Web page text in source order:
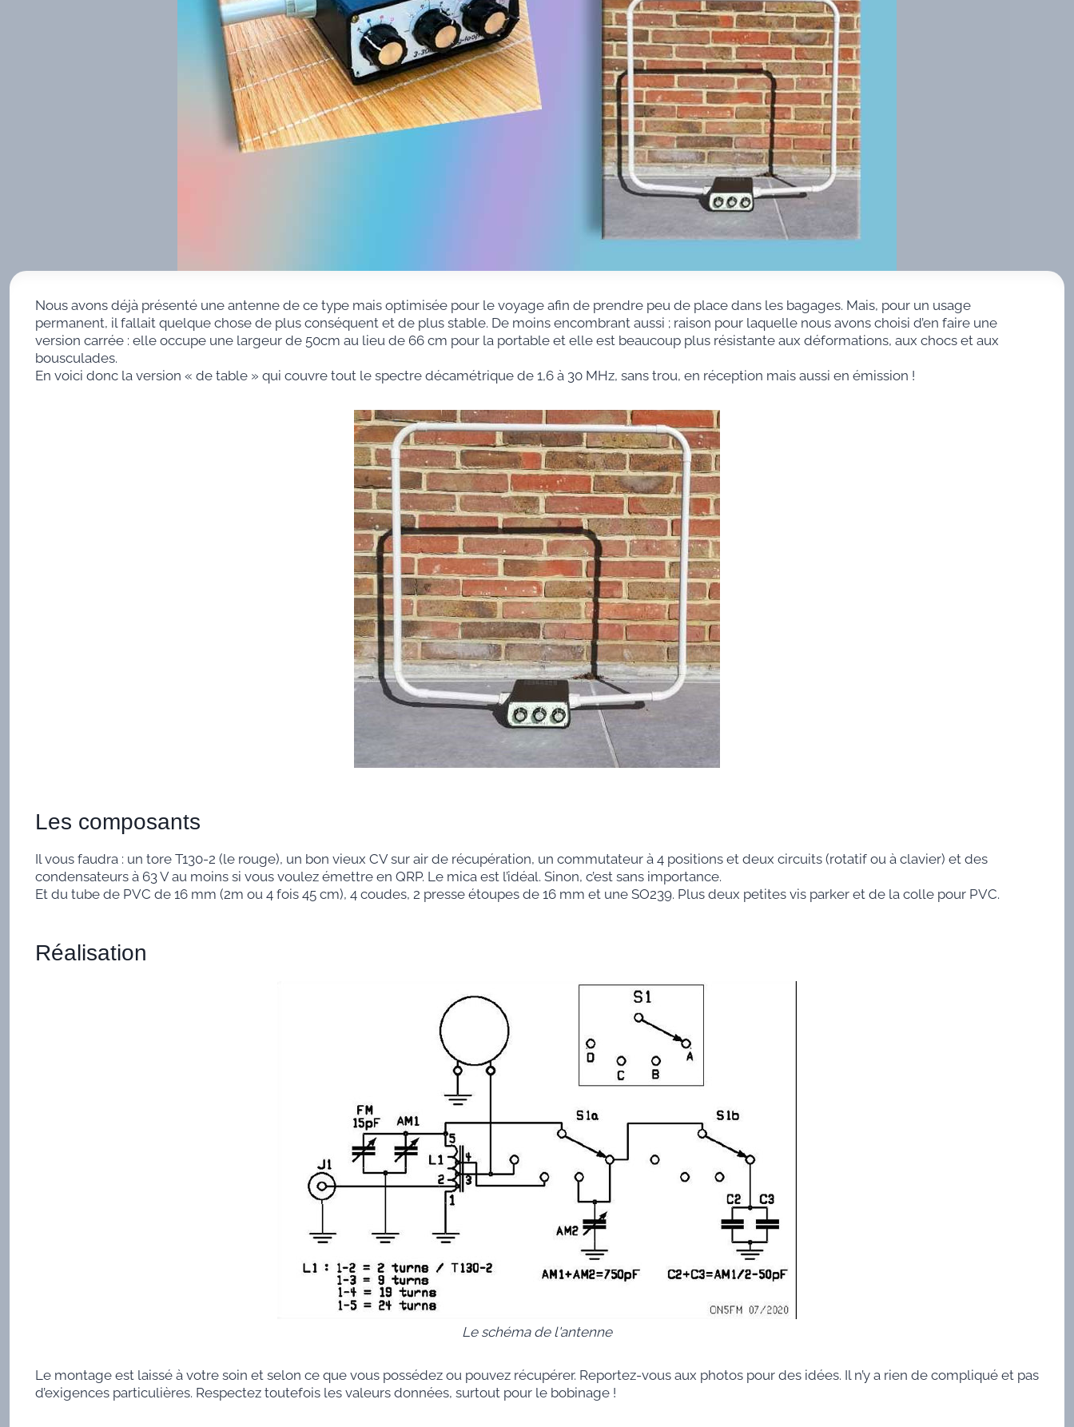
Nous avons déjà présenté une antenne de ce type mais optimisée pour le voyage afin de prendre peu de place dans les bagages. Mais, pour un usage
permanent, il fallait quelque chose de plus conséquent et de plus stable. De moins encombrant aussi ; raison pour laquelle nous avons choisi d’en faire une
version carrée : elle occupe une largeur de 50cm au lieu de 66 cm pour la portable et elle est beaucoup plus résistante aux déformations, aux chocs et aux
bousculades.
En voici donc la version « de table » qui couvre tout le spectre décamétrique de 1,6 à 30 MHz, sans trou, en réception mais aussi en émission !
Les composants
Il vous faudra : un tore T130-2 (le rouge), un bon vieux CV sur air de récupération, un commutateur à 4 positions et deux circuits (rotatif ou à clavier) et des
condensateurs à 63 V au moins si vous voulez émettre en QRP. Le mica est l’idéal. Sinon, c’est sans importance.
Et du tube de PVC de 16 mm (2m ou 4 fois 45 cm), 4 coudes, 2 presse étoupes de 16 mm et une SO239. Plus deux petites vis parker et de la colle pour PVC.
Réalisation
Le schéma de l'antenne
Le montage est laissé à votre soin et selon ce que vous possédez ou pouvez récupérer. Reportez-vous aux photos pour des idées. Il n’y a rien de compliqué et pas
d’exigences particulières. Respectez toutefois les valeurs données, surtout pour le bobinage !